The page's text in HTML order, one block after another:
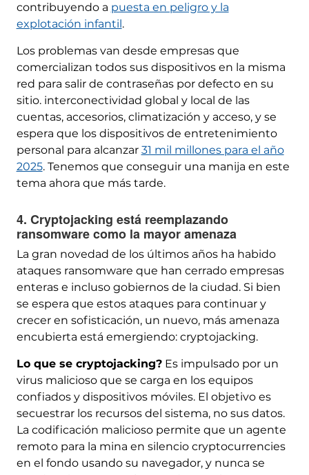
contribuyendo a puesta en peligro y la
explotación infantil .
Los problemas van desde empresas que
comercializan todos sus dispositivos en la misma
red para salir de contraseñas por defecto en su
sitio. interconectividad global y local de las
cuentas, accesorios, climatización y acceso, y se
espera que los dispositivos de entretenimiento
personal para alcanzar 31 mil millones para el año
2025. Tenemos que conseguir una manija en este
tema ahora que más tarde.
4. Cryptojacking está reemplazando
ransomware como la mayor amenaza
La gran novedad de los últimos años ha habido
ataques ransomware que han cerrado empresas
enteras e incluso gobiernos de la ciudad. Si bien
se espera que estos ataques para continuar y
crecer en sofisticación, un nuevo, más amenaza
encubierta está emergiendo: cryptojacking.
Lo que se cryptojacking?Es impulsado por un
virus malicioso que se carga en los equipos
confiados y dispositivos móviles. El objetivo es
secuestrar los recursos del sistema, no sus datos.
La codificación malicioso permite que un agente
remoto para la mina en silencio cryptocurrencies
en el fondo usando su navegador, y nunca se